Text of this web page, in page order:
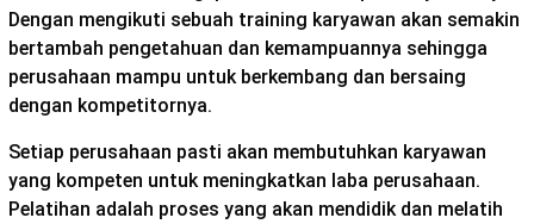
Dengan mengikuti sebuah training karyawan akan semakin
bertambah pengetahuan dan kemampuannya sehingga
perusahaan mampu untuk berkembang dan bersaing
dengan kompetitornya.
Setiap perusahaan pasti akan membutuhkan karyawan
yang kompeten untuk meningkatkan laba perusahaan.
Pelatihan adalah proses yang akan mendidik dan melatih